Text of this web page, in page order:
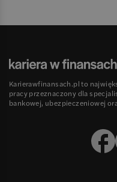
Karierawfinansach.pl to
pracy przeznaczony dla
bankowej, ubezpieczeniowej